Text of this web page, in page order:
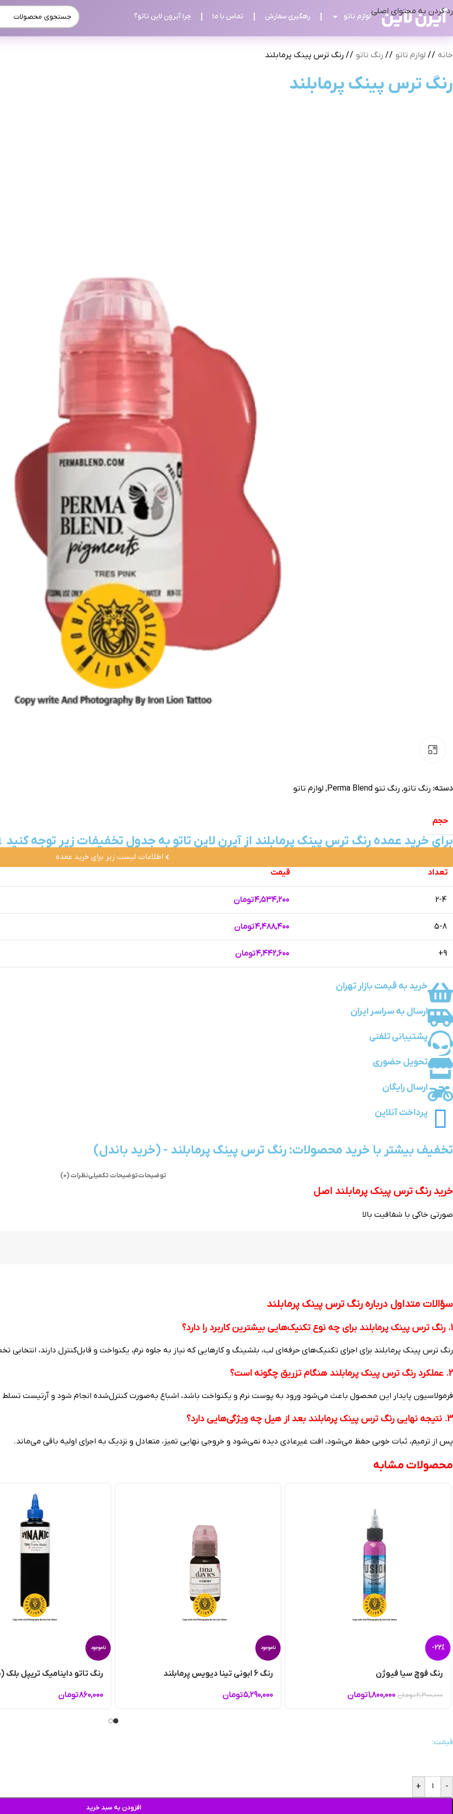
رد کردن به محتوای اصلی
لوازم تاتو رهگیری سفارش تماس با ما چرا آیرون لاین تاتو؟
خانه / لوازم تاتو / رنگ تاتو / رنگ ترس پینک پرمابلند
رنگ ترس پینک پرمابلند
دسته: رنگ تاتو, رنگ تتو Perma Blend , لوازم تاتو
حجم
برای خرید عمده رنگ ترس پینک پرمابلند از آیرن لاین تاتو به جدول تخفیفات زیر توجه کنید
اطلاعات لیست زیر برای خرید عمده
تعداد
قیمت
2-4 ۴,۵۳۴,۲۰۰تومان
5-8 ۴,۴۸۸,۴۰۰تومان
9+ ۴,۴۴۲,۶۰۰تومان
خرید به قیمت بازار تهران
ارسال به سراسر ایران
پشتیبانی تلفنی
تحویل حضوری
ارسال رایگان
پرداخت آنلاین
تخفیف بیشتر با خرید محصولات: رنگ ترس پینک پرمابلند - (خرید باندل)
توضیحاتتوضیحات تکمیلینظرات (0)
خرید رنگ ترس پینک پرمابلند اصل
صورتی خاکی با شفافیت بالا
سؤالات متداول درباره رنگ ترس پینک پرمابلند
1. رنگ ترس پینک پرمابلند برای چه نوع تکنیک‌هایی بیشترین کاربرد را دارد؟
رنگ ترس پینک پرمابلند برای اجرای تکنیک‌های حرفه‌ای لب، بلشینگ و کارهایی که نیاز به جلوه نرم، یکنواخت و قابل‌کنترل دارند،
2. عملکرد رنگ ترس پینک پرمابلند هنگام تزریق چگونه است؟
فرمولاسیون پایدار این محصول باعث می‌شود ورود به پوست نرم و یکنواخت باشد، اشباع به‌صورت کنترل‌شده انجام شود و آرتیست تسلط
3. نتیجه نهایی رنگ ترس پینک پرمابلند بعد از هیل چه ویژگی‌هایی دارد؟
پس از ترمیم، ثبات خوبی حفظ می‌شود، افت غیرعادی دیده نمی‌شود و خروجی نهایی تمیز، متعادل و نزدیک به اجرای اولیه باقی می‌ماند.
محصولات مشابه
-22%
رنگ فوچ سیا فیوژن
۲,۳۰۰,۰۰۰تومان ۱,۸۰۰,۰۰۰تومان
ناموجود
رنگ 6 ابونی تینا دیویس پرمابلند
۵,۲۹۰,۰۰۰تومان
ناموجود
رنگ تاتو داینامیک تریپل بلک
۸۶۰,۰۰۰تومان
قیمت:
-
+
افزودن به سبد خرید